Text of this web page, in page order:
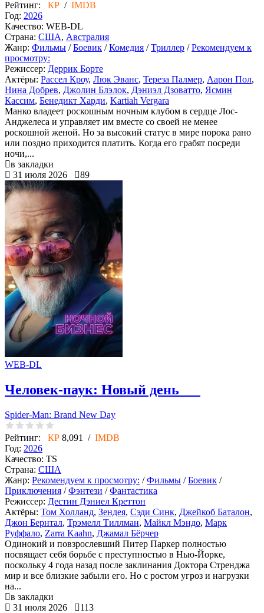
Рейтинг: КР / IMDB
Год: 2026
Качество: WEB-DL
Страна: США, Австралия
Жанр: Фильмы /Боевик /Комедия /Триллер /Рекомендуем к
просмотру:
Режиссер: Деррик Борте
Актёры: Рассел Кроу, Люк Эванс, Тереза Палмер, Аарон Пол,
Нина Добрев, Джолин Блэлок, Дэниэл Дзоватто, Ясмин
Кассим, Бенедикт Харди, Kartiah Vergara
Манко владеет роскошным ночным клубом в сердце Лос-
Анджелеса и управляет им вместе со своей не менее
роскошной женой. Но за высокий статус в мире порока рано
или поздно приходится платить. Когда его грабят посреди
ночи,...
в закладки
31 июля 2026
89
WEB-DL
Человек-паук: Новый день
Spider-Man: Brand New Day
Рейтинг: КР 8,091 / IMDB
Год: 2026
Качество: TS
Страна: США
Жанр: Рекомендуем к просмотру: /Фильмы /Боевик /
Приключения /Фэнтези /Фантастика
Режиссер: Дестин Дэниел Креттон
Актёры: Том Холланд, Зендея, Сэди Синк, Джейкоб Баталон,
Джон Бернтал, Трэмелл Тиллман, Майкл Мэндо, Марк
Руффало, Zarra Kaahn, Джамал Бёрчер
Одинокий и повзрослевший Питер Паркер полностью
посвящает себя борьбе с преступностью в Нью-Йорке,
поскольку 4 года назад после заклинания Доктора Стренджа
мир и все близкие забыли его. Но с ростом угроз и нагрузки
на...
в закладки
31 июля 2026
113